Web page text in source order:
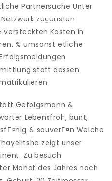
Partnersuche Unter
zugunsten
versteckten Kosten in
% umsonst etliche
statt dessen
Gefolgsmann &
Lebensfroh, bunt,
& souverГ¤n Welche
zeigt unser
Zu besuch
Monat des Jahres hoch